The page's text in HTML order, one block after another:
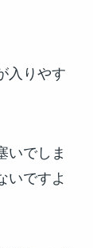
入りやす
いでしま
いですよ